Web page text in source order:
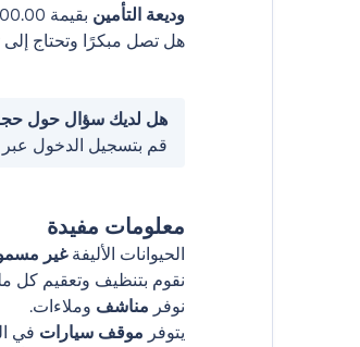
وديعة التأمين بقيمة ‏200.00 € ستُطلب مسبقًا.
هل تصل مبكرًا وتحتاج إلى
هل لديك سؤال حول
قم بتسجيل الدخول عبر
معلومات مفيدة
الحيوانات الأليفةغير
نقوم بتنظيف وتعقيم كل
نوفر مناشف وملاءات.
يتوفر موقف سيارات في